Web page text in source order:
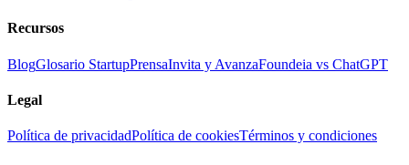
Recursos
BlogGlosario StartupPrensaInvita y AvanzaFoundeia vs ChatGPT
Legal
Política de privacidadPolítica de cookiesTérminos y condiciones